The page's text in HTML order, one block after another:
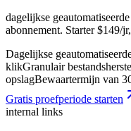
dagelijkse
abonnement. Starter $149/
Dagelijkse
klikGranulair
opslagBewaartermijn van
Gratis proefperiode starten
internal links